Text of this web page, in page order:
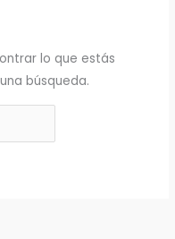
lo que estás
búsqueda.